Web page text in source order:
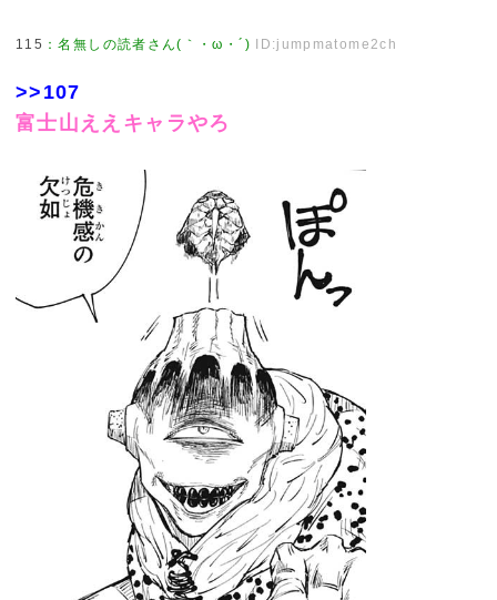
115 ：名無しの読者さん(｀・ω・´) ID:jumpmatome2ch
>>107
富士山ええキャラやろ